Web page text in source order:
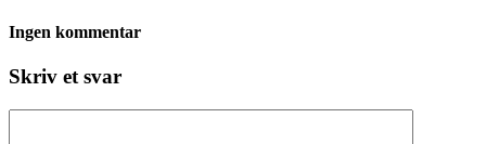
Ingen kommentar
Skriv et svar